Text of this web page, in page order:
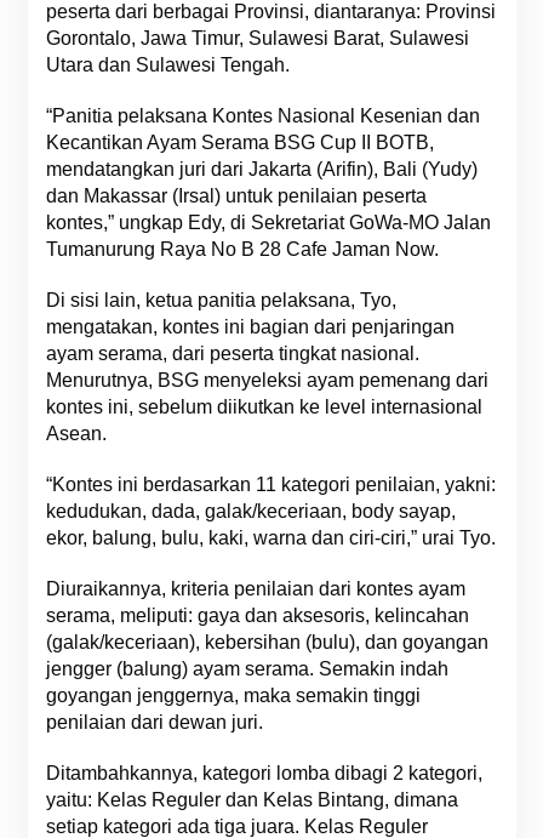
peserta dari berbagai Provinsi, diantaranya: Provinsi
Gorontalo, Jawa Timur, Sulawesi Barat, Sulawesi
Utara dan Sulawesi Tengah.
“Panitia pelaksana Kontes Nasional Kesenian dan
Kecantikan Ayam Serama BSG Cup II BOTB,
mendatangkan juri dari Jakarta (Arifin), Bali (Yudy)
dan Makassar (Irsal) untuk penilaian peserta
kontes,” ungkap Edy, di Sekretariat GoWa-MO Jalan
Tumanurung Raya No B 28 Cafe Jaman Now.
Di sisi lain, ketua panitia pelaksana, Tyo,
mengatakan, kontes ini bagian dari penjaringan
ayam serama, dari peserta tingkat nasional.
Menurutnya, BSG menyeleksi ayam pemenang dari
kontes ini, sebelum diikutkan ke level internasional
Asean.
“Kontes ini berdasarkan 11 kategori penilaian, yakni:
kedudukan, dada, galak/keceriaan, body sayap,
ekor, balung, bulu, kaki, warna dan ciri-ciri,” urai Tyo.
Diuraikannya, kriteria penilaian dari kontes ayam
serama, meliputi: gaya dan aksesoris, kelincahan
(galak/keceriaan), kebersihan (bulu), dan goyangan
jengger (balung) ayam serama. Semakin indah
goyangan jenggernya, maka semakin tinggi
penilaian dari dewan juri.
Ditambahkannya, kategori lomba dibagi 2 kategori,
yaitu: Kelas Reguler dan Kelas Bintang, dimana
setiap kategori ada tiga juara. Kelas Reguler